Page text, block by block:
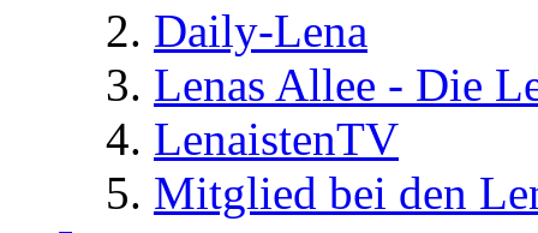
Daily-Lena
Lenas Allee - Die
LenaistenTV
Mitglied bei den